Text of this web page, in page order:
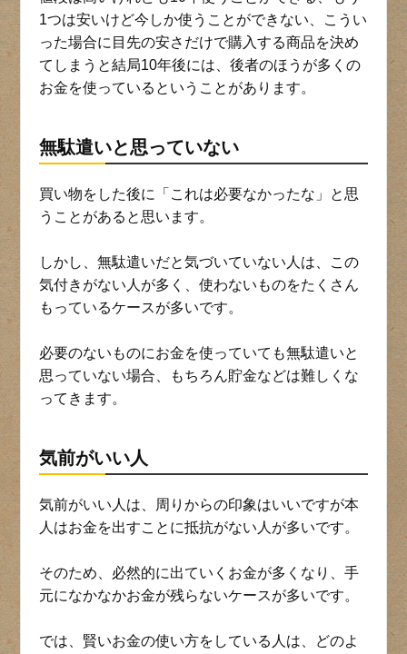
1つは安いけど今しか使うことができない、こうい
った場合に目先の安さだけで購入する商品を決め
てしまうと結局10年後には、後者のほうが多くの
お金を使っているということがあります。
無駄遣いと思っていない
買い物をした後に「これは必要なかったな」と思
うことがあると思います。
しかし、無駄遣いだと気づいていない人は、この
気付きがない人が多く、使わないものをたくさん
もっているケースが多いです。
必要のないものにお金を使っていても無駄遣いと
思っていない場合、もちろん貯金などは難しくな
ってきます。
気前がいい人
気前がいい人は、周りからの印象はいいですが本
人はお金を出すことに抵抗がない人が多いです。
そのため、必然的に出ていくお金が多くなり、手
元になかなかお金が残らないケースが多いです。
では、賢いお金の使い方をしている人は、どのよ